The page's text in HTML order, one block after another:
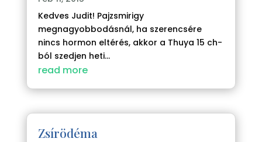
Kedves Judit! Pajzsmirigy
megnagyobbodásnál, ha szerencsére
nincs hormon eltérés, akkor a Thuya 15 ch-
ból szedjen heti...
read more
Zsírödéma